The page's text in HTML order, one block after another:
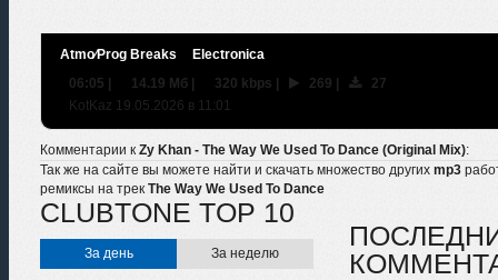
Atmo⁄Prog Breaks
Electronica
06:05 | 14.19 Мб | 320 kbps | 269 |
27
KotKaz 19.05.2026 в 11:01
Комментарии к Zy Khan - The Way We Used To Dance (Original Mix):
Так же на сайте вы можете найти и скачать множество других mp3
ремиксы на трек The Way We Used To Dance
CLUBTONE TOP 10
За день За неделю